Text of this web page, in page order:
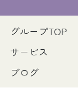
グループTOP
サービス
ブログ